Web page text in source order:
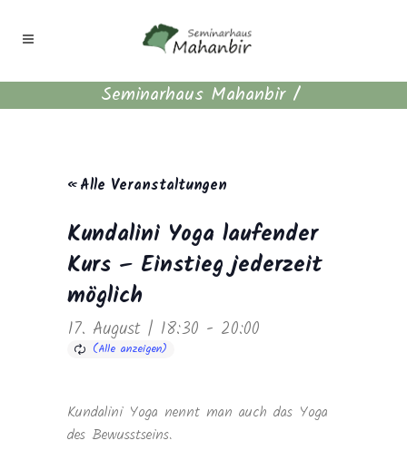
Seminarhaus Mahanbir/
« Alle Veranstaltungen
Kundalini Yoga laufender
Kurs – Einstieg jederzeit
möglich
17. August | 18:30 - 20:00
Kundalini Yoga nennt man auch das Yoga
des Bewusstseins.